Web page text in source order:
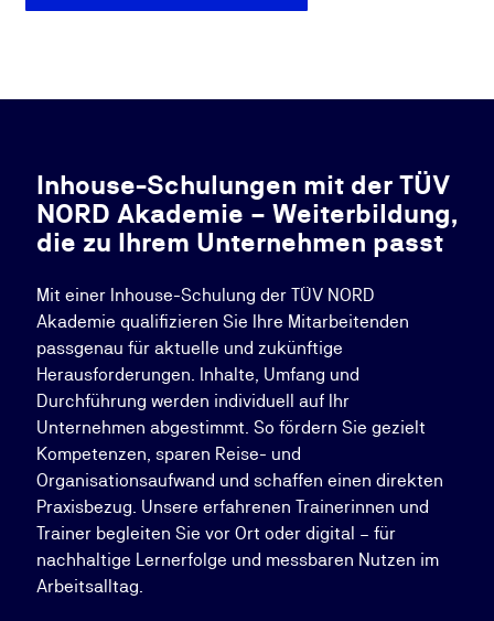
Inhouse-Schulungen mit der TÜV
NORD Akademie – Weiterbildung,
die zu Ihrem Unternehmen passt
Mit einer Inhouse-Schulung der TÜV NORD
Akademie qualifizieren Sie Ihre Mitarbeitenden
passgenau für aktuelle und zukünftige
Herausforderungen. Inhalte, Umfang und
Durchführung werden individuell auf Ihr
Unternehmen abgestimmt. So fördern Sie gezielt
Kompetenzen, sparen Reise- und
Organisationsaufwand und schaffen einen direkten
Praxisbezug. Unsere erfahrenen Trainerinnen und
Trainer begleiten Sie vor Ort oder digital – für
nachhaltige Lernerfolge und messbaren Nutzen im
Arbeitsalltag.